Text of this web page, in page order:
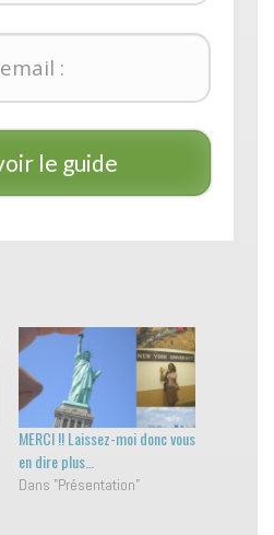
le guide
MERCI !! Laissez-moi donc vous
en dire plus…
Dans "Présentation"